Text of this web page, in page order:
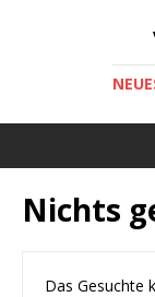
Nichts
Das Gesuchte